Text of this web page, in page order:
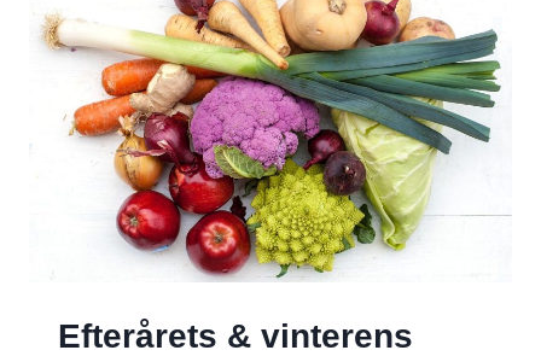
FEBRUAR
&
MARTS
Efterårets & vinterens